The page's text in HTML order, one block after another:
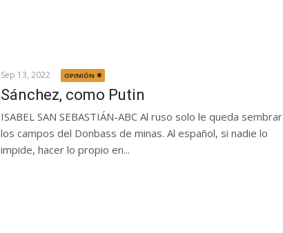
Sep 13, 2022 OPINIÓN
Sánchez, como Putin
ISABEL SAN SEBASTIÁN-ABC Al ruso solo le queda sembrar
los campos del Donbass de minas. Al español, si nadie lo
impide, hacer lo propio en...